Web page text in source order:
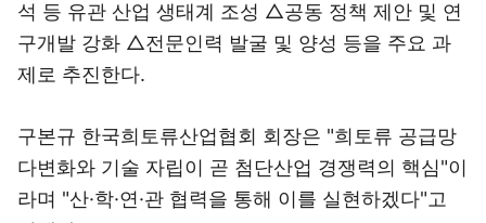
석 등 유관 산업 생태계 조성 △공동 정책 제안 및 연
구개발 강화 △전문인력 발굴 및 양성 등을 주요 과
제로 추진한다.
구본규 한국희토류산업협회 회장은 "희토류 공급망
다변화와 기술 자립이 곧 첨단산업 경쟁력의 핵심"이
라며 "산·학·연·관 협력을 통해 이를 실현하겠다"고